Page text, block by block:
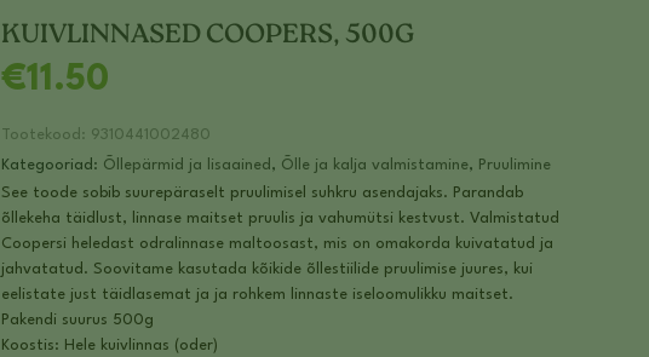
KUIVLINNASED COOPERS, 500G
€11.50
Tootekood: 9310441002480
Kategooriad: Õllepärmid ja lisaained , Õlle ja kalja valmistamine, Pruulimine
See toode sobib suurepäraselt pruulimisel suhkru asendajaks. Parandab
õllekeha täidlust, linnase maitset pruulis ja vahumütsi kestvust. Valmistatud
Coopersi heledast odralinnase maltoosast, mis on omakorda kuivatatud ja
jahvatatud. Soovitame kasutada kõikide õllestiilide pruulimise juures, kui
eelistate just täidlasemat ja ja rohkem linnaste iseloomulikku maitset.
Pakendi suurus 500g
Koostis: Hele kuivlinnas (oder)